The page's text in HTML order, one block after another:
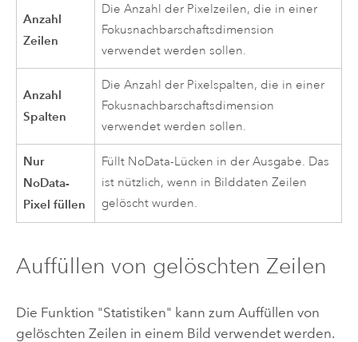
Anzahl
Zeilen
Die Anzahl der Pixelzeilen, die in einer
Fokusnachbarschaftsdimension
verwendet werden sollen.
Anzahl
Spalten
Die Anzahl der Pixelspalten, die in einer
Fokusnachbarschaftsdimension
verwendet werden sollen.
Nur
NoData-
Pixel füllen
Füllt NoData-Lücken in der Ausgabe. Das
ist nützlich, wenn in Bilddaten Zeilen
gelöscht wurden.
Auffüllen von gelöschten Zeilen
Die Funktion "Statistiken" kann zum Auffüllen von
gelöschten Zeilen in einem Bild verwendet werden.